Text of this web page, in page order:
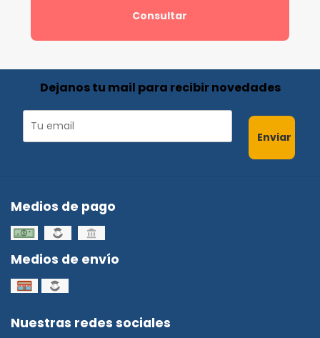
Consultar
Dejanos tu mail para recibir novedades
Enviar
Medios de pago
Medios de envío
Nuestras redes sociales